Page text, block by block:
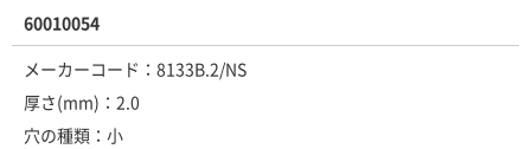
60010054
メーカーコード：8133B.2/NS
厚さ(mm)：2.0
穴の種類：小